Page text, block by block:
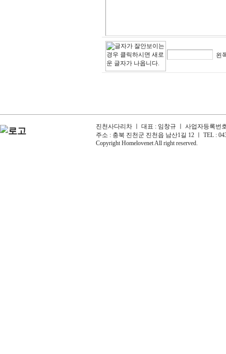
왼
진천사다리차 ㅣ 대표 : 임창규 ㅣ 사업자등록번
주소 : 충북 진천군 진천읍 남산1길 12 ㅣ TEL :
Copyright Homelovenet All right reserved.